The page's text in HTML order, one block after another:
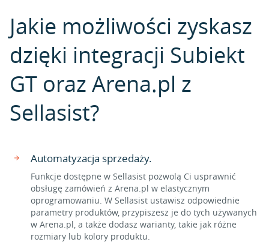
Jakie możliwości zyskasz
dzięki integracji Subiekt
GT oraz Arena.pl z
Sellasist?
Automatyzacja sprzedaży.
Funkcje dostępne w Sellasist pozwolą Ci usprawnić
obsługę zamówień z Arena.pl w elastycznym
oprogramowaniu. W Sellasist ustawisz odpowiednie
parametry produktów, przypiszesz je do tych używanych
w Arena.pl, a także dodasz warianty, takie jak różne
rozmiary lub kolory produktu.